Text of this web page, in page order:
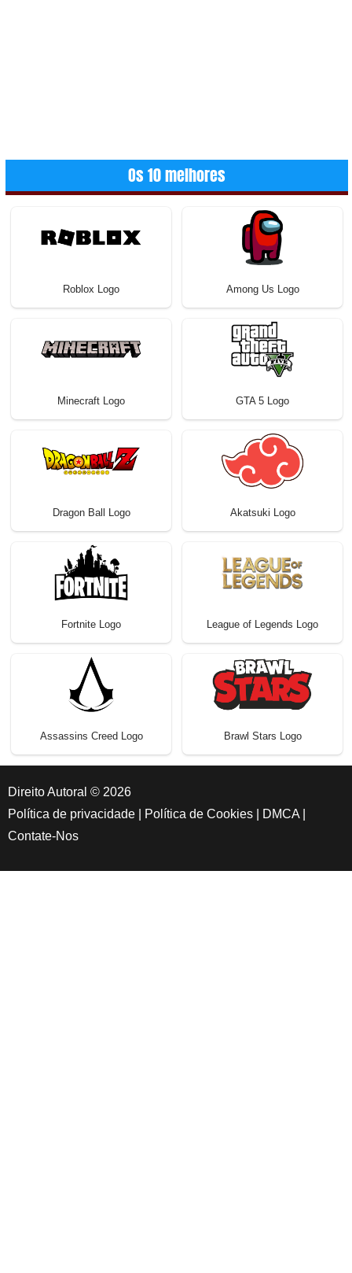
Os 10 melhores
Roblox Logo Among Us Logo
Minecraft Logo GTA 5 Logo
Dragon Ball Logo Akatsuki Logo
Fortnite Logo League of Legends Logo
Assassins Creed Logo Brawl Stars Logo
Direito Autoral © 2026
Política de privacidade
Política de Cookies DMCA
Contate-Nos